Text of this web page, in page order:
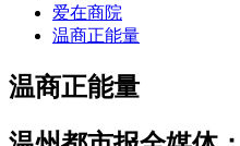
爱在商院
温商正能量
温商正能量